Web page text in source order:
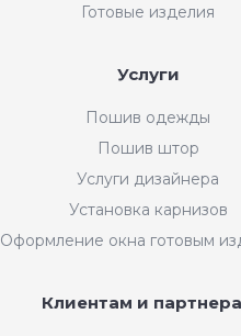
Готовые изделия
Услуги
Пошив одежды
Пошив штор
Услуги дизайнера
Установка карнизов
Оформление окна готовым
Клиентам и